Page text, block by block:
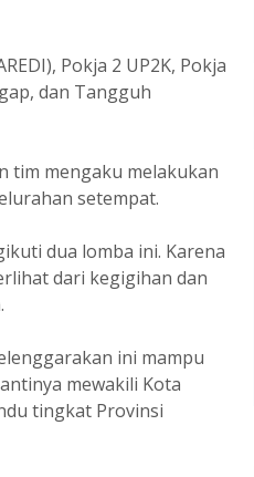
Pokja 2 UP2K, Pokja
dan Tangguh
tim mengaku melakukan
setempat.
dua lomba ini. Karena
dari kegigihan dan
ini mampu
mewakili Kota
tingkat Provinsi